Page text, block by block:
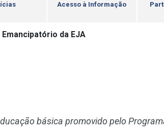
Acesso à Informação
da EJA
básica promovido pelo